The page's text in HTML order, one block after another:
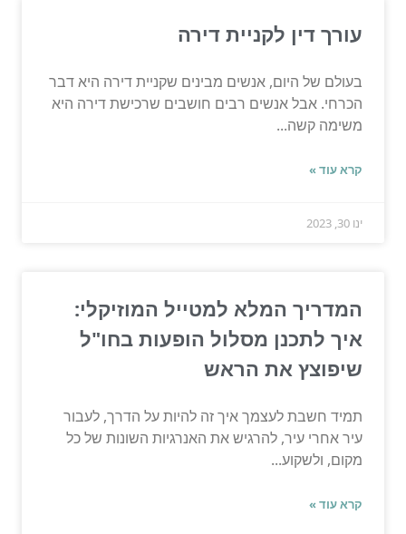
עורך דין לקניית דירה
בעולם של היום, אנשים מבינים שקניית דירה היא דבר
הכרחי. אבל אנשים רבים חושבים שרכישת דירה היא
משימה קשה...
קרא עוד »
ינו 30, 2023
המדריך המלא למטייל המוזיקלי:
איך לתכנן מסלול הופעות בחו"ל
שיפוצץ את הראש
תמיד חשבת לעצמך איך זה להיות על הדרך, לעבור
עיר אחרי עיר, להרגיש את האנרגיות השונות של כל
מקום, ולשקוע...
קרא עוד »